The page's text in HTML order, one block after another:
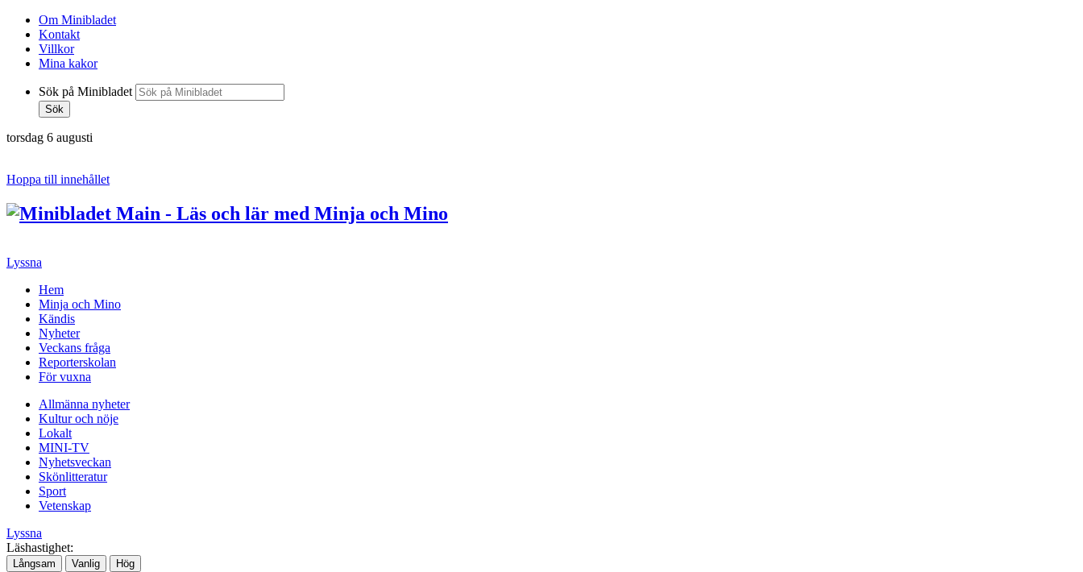
Om Minibladet
Kontakt
Villkor
Mina kakor
Sök på Minibladet
Sök
torsdag 6 augusti
Hoppa till innehållet
Lyssna
Hem
Minja och Mino
Kändis
Nyheter
Veckans fråga
Reporterskolan
För vuxna
Allmänna nyheter
Kultur och nöje
Lokalt
MINI-TV
Nyhetsveckan
Skönlitteratur
Sport
Vetenskap
Lyssna
Läshastighet:
Långsam Vanlig Hög